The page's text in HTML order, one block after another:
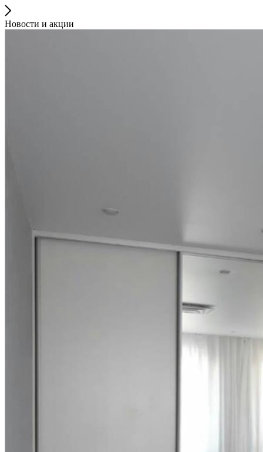
Новости и акции